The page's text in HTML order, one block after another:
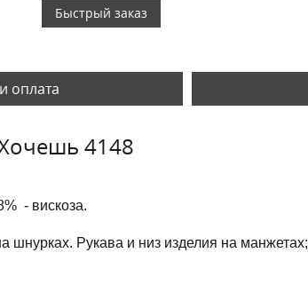
Быстрый заказ
оплата
4148
- вискоза.
шнурках. Рукава и низ изделия на манжетах;